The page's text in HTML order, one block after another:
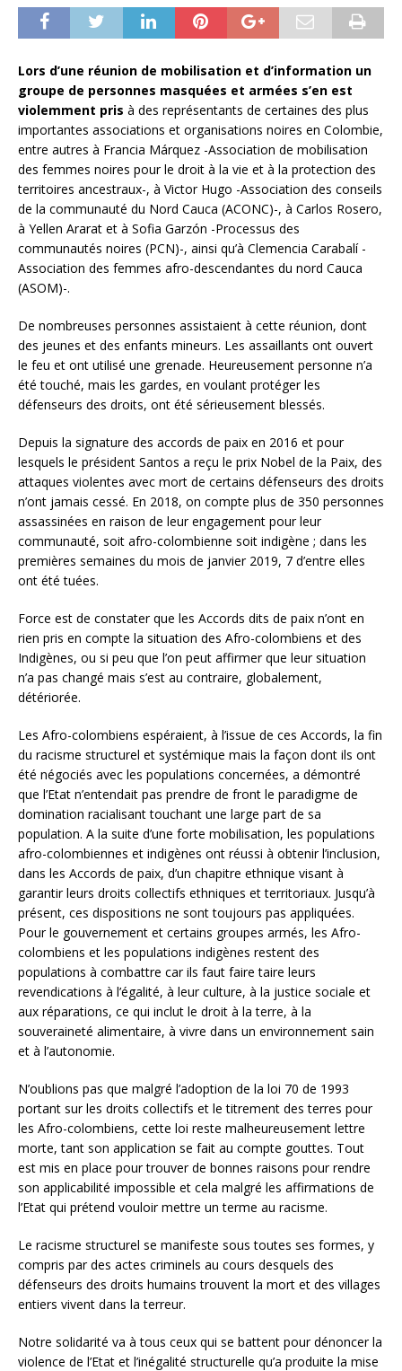
Lors d’une réunion de mobilisation et d’information un
groupe de personnes masquées et armées s’en est
violemment pris à des représentants de certaines des plus
importantes associations et organisations noires en Colombie,
entre autres à Francia Márquez -Association de mobilisation
des femmes noires pour le droit à la vie et à la protection des
territoires ancestraux-, à Victor Hugo -Association des conseils
de la communauté du Nord Cauca (ACONC)-, à Carlos Rosero,
à Yellen Ararat et à Sofia Garzón -Processus des
communautés noires (PCN)-, ainsi qu’à Clemencia Carabalí -
Association des femmes afro-descendantes du nord Cauca
(ASOM)-.
De nombreuses personnes assistaient à cette réunion, dont
des jeunes et des enfants mineurs. Les assaillants ont ouvert
le feu et ont utilisé une grenade. Heureusement personne n’a
été touché, mais les gardes, en voulant protéger les
défenseurs des droits, ont été sérieusement blessés.
Depuis la signature des accords de paix en 2016 et pour
lesquels le président Santos a reçu le prix Nobel de la Paix, des
attaques violentes avec mort de certains défenseurs des droits
n’ont jamais cessé. En 2018, on compte plus de 350 personnes
assassinées en raison de leur engagement pour leur
communauté, soit afro-colombienne soit indigène ; dans les
premières semaines du mois de janvier 2019, 7 d’entre elles
ont été tuées.
Force est de constater que les Accords dits de paix n’ont en
rien pris en compte la situation des Afro-colombiens et des
Indigènes, ou si peu que l’on peut affirmer que leur situation
n’a pas changé mais s’est au contraire, globalement,
détériorée.
Les Afro-colombiens espéraient, à l’issue de ces Accords, la fin
du racisme structurel et systémique mais la façon dont ils ont
été négociés avec les populations concernées, a démontré
que l’Etat n’entendait pas prendre de front le paradigme de
domination racialisant touchant une large part de sa
population. A la suite d’une forte mobilisation, les populations
afro-colombiennes et indigènes ont réussi à obtenir l’inclusion,
dans les Accords de paix, d’un chapitre ethnique visant à
garantir leurs droits collectifs ethniques et territoriaux. Jusqu’à
présent, ces dispositions ne sont toujours pas appliquées.
Pour le gouvernement et certains groupes armés, les Afro-
colombiens et les populations indigènes restent des
populations à combattre car ils faut faire taire leurs
revendications à l’égalité, à leur culture, à la justice sociale et
aux réparations, ce qui inclut le droit à la terre, à la
souveraineté alimentaire, à vivre dans un environnement sain
et à l’autonomie.
N’oublions pas que malgré l’adoption de la loi 70 de 1993
portant sur les droits collectifs et le titrement des terres pour
les Afro-colombiens, cette loi reste malheureusement lettre
morte, tant son application se fait au compte gouttes. Tout
est mis en place pour trouver de bonnes raisons pour rendre
son applicabilité impossible et cela malgré les affirmations de
l’Etat qui prétend vouloir mettre un terme au racisme.
Le racisme structurel se manifeste sous toutes ses formes, y
compris par des actes criminels au cours desquels des
défenseurs des droits humains trouvent la mort et des villages
entiers vivent dans la terreur.
Notre solidarité va à tous ceux qui se battent pour dénoncer la
violence de l’Etat et l’inégalité structurelle qu’a produite la mise